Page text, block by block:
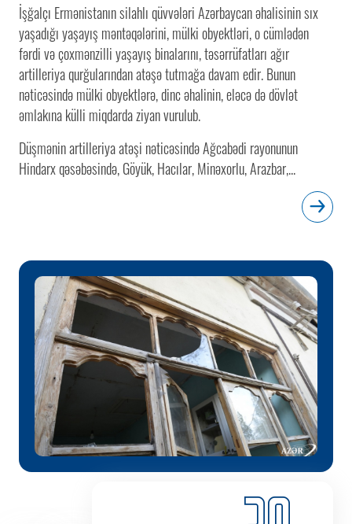
İşğalçı Ermənistanın silahlı qüvvələri Azərbaycan əhalisinin sıx
yaşadığı yaşayış məntəqələrini, mülki obyektləri, o cümlədən
fərdi və çoxmənzilli yaşayış binalarını, təsərrüfatları ağır
artilleriya qurğularından atəşə tutmağa davam edir. Bunun
nəticəsində mülki obyektlərə, dinc əhalinin, eləcə də dövlət
əmlakına külli miqdarda ziyan vurulub.
Düşmənin artilleriya atəşi nəticəsində Ağcabədi rayonunun
Hindarx qəsəbəsində, Göyük, Hacılar, Minəxorlu, Arazbar,...